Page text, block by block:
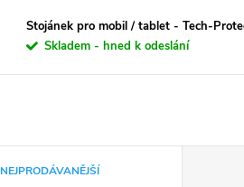
Stojánek pro mobil / tablet - Tech-
Skladem - hned k odeslání
NEJPRODÁVANĚJŠÍ